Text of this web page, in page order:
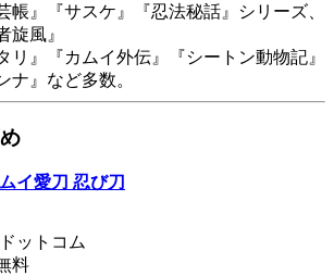
帳』『サスケ』『忍法秘話』シリーズ、
旋風』
リ』『カムイ外伝』『シートン動物記』
ナ』など多数。
イ愛刀 忍び刀
ットコム
料